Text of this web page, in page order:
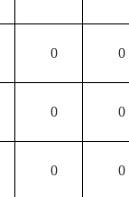
0 0
0 0
0 0